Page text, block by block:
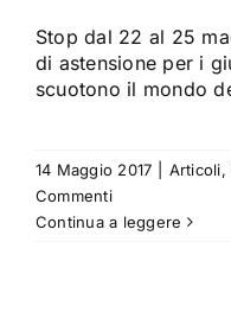
Stop dal 22 al 25
di astensione per i
scuotono il mondo
14 Maggio 2017 Articoli,
Commenti
Continua a leggere